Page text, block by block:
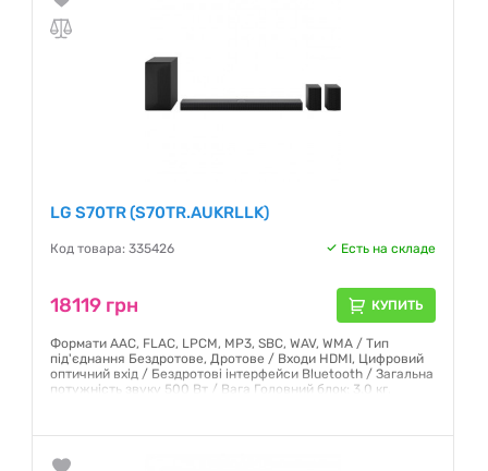
LG S70TR (S70TR.AUKRLLK)
Код товара: 335426 Есть на складе
18119 грн КУПИТЬ
Формати AAC, FLAC, LPCM, MP3, SBC, WAV, WMA / Тип
під'єднання Бездротове, Дротове / Входи HDMI, Цифровий
оптичний вхід / Бездротові інтерфейси Bluetooth / Загальна
потужність звуку 500 Вт / Вага Головний блок: 3.0 кг,
Гарантия:12 месяцев